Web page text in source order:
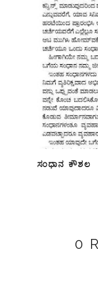
ಸಂಧಾನ ಕೌಶಲ
0